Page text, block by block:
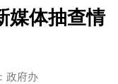
媒体抽查情
政府办